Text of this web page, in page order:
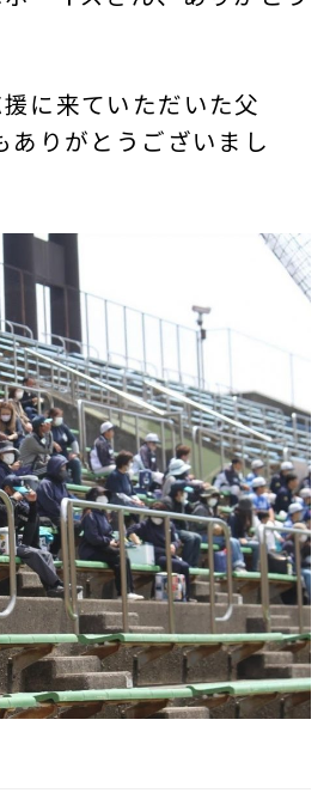
に来ていただいた父
ありがとうございまし